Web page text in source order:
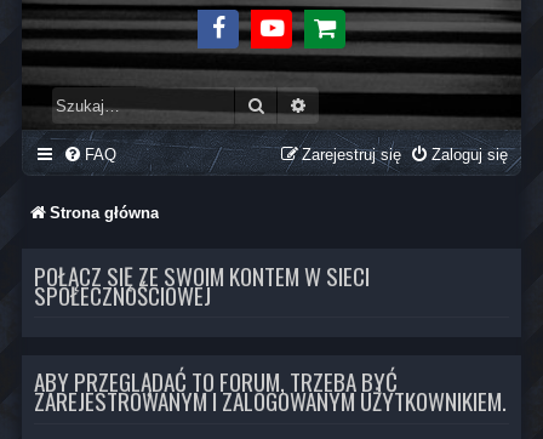
FacebookYoutubeSklep
Szukaj
FAQ Zaloguj się
Zarejestruj się
Strona główna
POŁĄCZ SIĘ ZE SWOIM KONTEM W SIECI
SPOŁECZNOŚCIOWEJ
ABY PRZEGLĄDAĆ TO FORUM, TRZEBA BYĆ
ZAREJESTROWANYM I ZALOGOWANYM UŻYTKOWNIKIEM.